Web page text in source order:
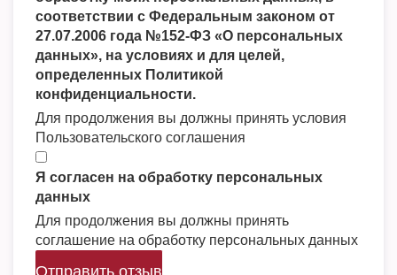
соответствии с Федеральным законом от
27.07.2006 года №152-ФЗ «О персональных
данных», на условиях и для целей,
определенных Политикой
конфиденциальности.
Для продолжения вы должны принять условия
Пользовательского соглашения
Я согласен на обработку персональных
данных
Для продолжения вы должны принять
соглашение на обработку персональных данных
Отправить отзыв